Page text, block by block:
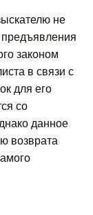
не
законом
в связи с
для его
со
данное
возврата